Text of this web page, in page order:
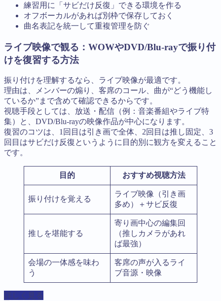
練習用に「サビだけ反復」できる環境を作る
オフボーカルがあれば別枠で保存しておく
曲名表記を統一して重複管理を防ぐ
ライブ映像で観る：WOWやDVD/Blu-rayで振り付
けを復習する方法
振り付けを理解するなら、ライブ映像が最適です。
理由は、メンバーの煽り、客席のコール、曲が“どう機能し
ているか”まで含めて確認できるからです。
視聴手段としては、放送・配信（例：音楽番組やライブ特
集）と、DVD/Blu-rayの映像作品が中心になります。
復習のコツは、1回目は引き画で全体、2回目は推し固定、3
回目はサビだけ反復というように目的別に観方を変えること
です。
目的 おすすめ視聴方法
振り付けを覚える
ライブ映像（引き画
多め）＋サビ反復
推しを堪能する
寄り画中心の編集回
（推しカメラがあれ
ば最強）
会場の一体感を味わ
う
客席の声が入るライ
ブ音源・映像
詳しく見る